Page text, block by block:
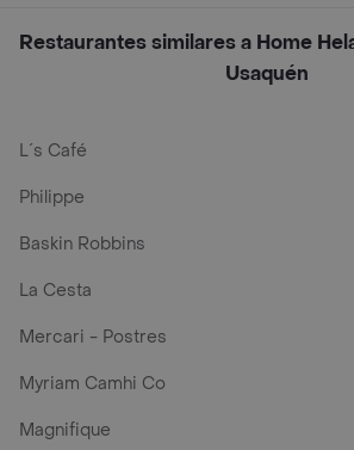
Restaurantes similares a Home
Usaquén
L´s Café
Philippe
Baskin Robbins
La Cesta
Mercari - Postres
Myriam Camhi Co
Magnifique